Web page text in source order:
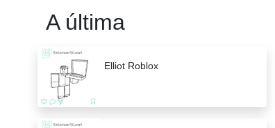
A última
Elliot Roblox